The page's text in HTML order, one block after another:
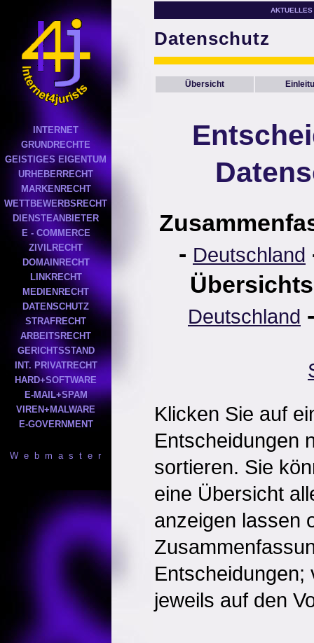
INTERNET
GRUNDRECHTE
GEISTIGES EIGENTUM
URHEBERRECHT
MARKENRECHT
WETTBEWERBSRECHT
DIENSTEANBIETER
E - COMMERCE
ZIVILRECHT
DOMAINRECHT
LINKRECHT
MEDIENRECHT
DATENSCHUTZ
STRAFRECHT
ARBEITSRECHT
GERICHTSSTAND
INT. PRIVATRECHT
HARD+SOFTWARE
E-MAIL+SPAM
VIREN+MALWARE
E-GOVERNMENT
W e b m a s t e r
AKTUELLES
Datenschutz
Übersicht
- Deutschland
Deutschland
Klicken Sie auf
Entscheidungen
sortieren. Sie
eine Übersicht
anzeigen lassen
Entscheidungen;
jeweils auf den